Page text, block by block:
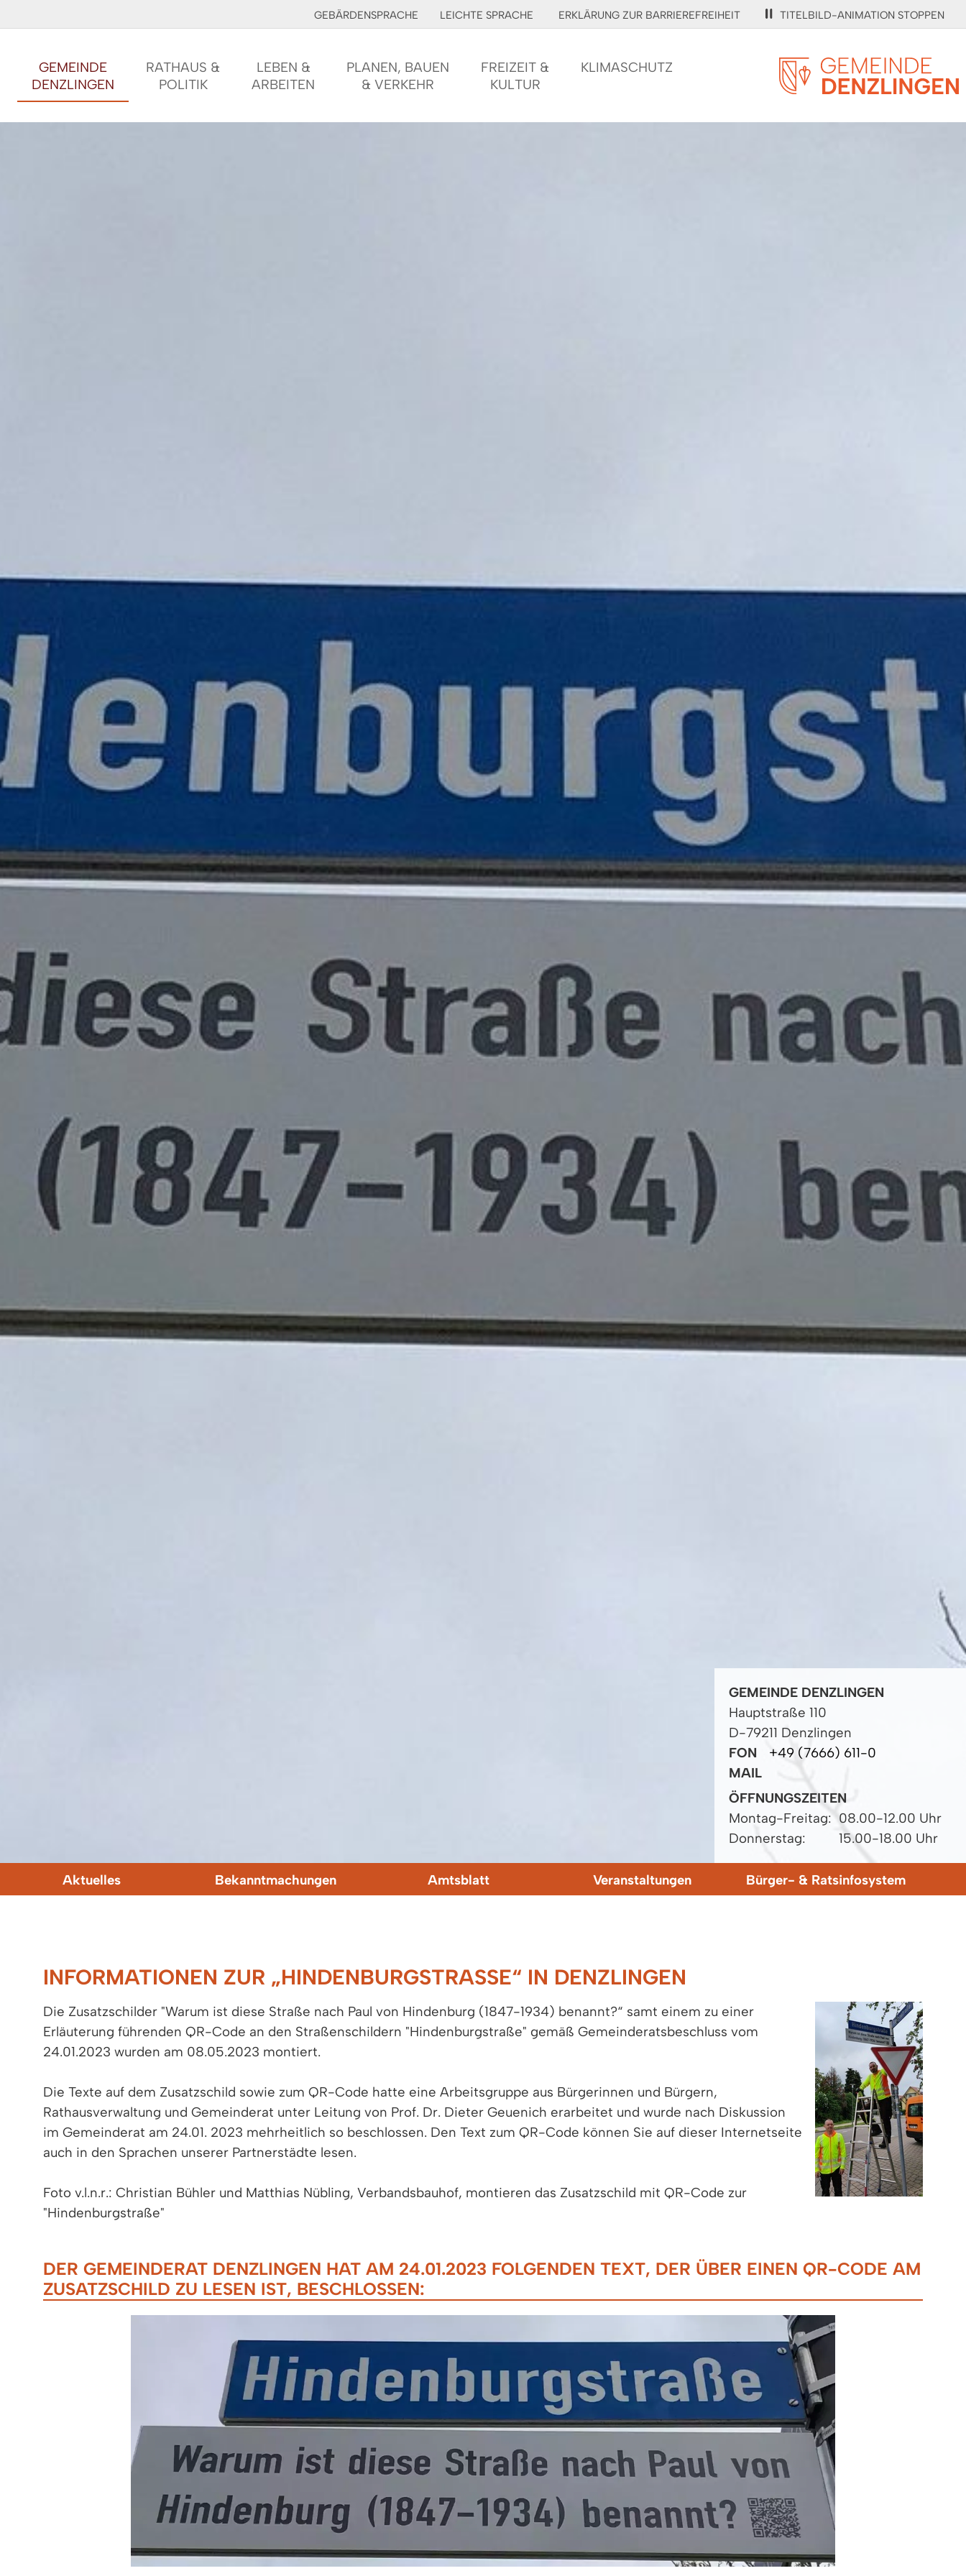
GEBÄRDENSPRACHE LEICHTE SPRACHE ERKLÄRUNG ZUR BARRIEREFREIHEIT TITELBILD-ANIMATION STOPPEN
GEMEINDE
DENZLINGEN
RATHAUS &
POLITIK
LEBEN &
ARBEITEN
PLANEN, BAUEN
& VERKEHR
FREIZEIT &
KULTUR
KLIMASCHUTZ
GEMEINDE DENZLINGEN
Hauptstraße 110
D-79211 Denzlingen
FON
+49 (7666) 611-0
MAIL
ÖFFNUNGSZEITEN
Montag-Freitag: 08.00-12.00 Uhr
Donnerstag:
15.00-18.00 Uhr
Aktuelles Bekanntmachungen Amtsblatt Veranstaltungen Bürger- & Ratsinfosystem
INFORMATIONEN ZUR „HINDENBURGSTRASSE“ IN DENZLINGEN
Die Zusatzschilder "Warum ist diese Straße nach Paul von Hindenburg (1847-1934) benannt?“ samt einem zu einer
Erläuterung führenden QR-Code an den Straßenschildern "Hindenburgstraße" gemäß Gemeinderatsbeschluss vom
24.01.2023 wurden am 08.05.2023 montiert.
Die Texte auf dem Zusatzschild sowie zum QR-Code hatte eine Arbeitsgruppe aus Bürgerinnen und Bürgern,
Rathausverwaltung und Gemeinderat unter Leitung von Prof. Dr. Dieter Geuenich erarbeitet und wurde nach Diskussion
im Gemeinderat am 24.01. 2023 mehrheitlich so beschlossen. Den Text zum QR-Code können Sie auf dieser Internetseite
auch in den Sprachen unserer Partnerstädte lesen.
Foto v.l.n.r.: Christian Bühler und Matthias Nübling, Verbandsbauhof, montieren das Zusatzschild mit QR-Code zur
"Hindenburgstraße"
DER GEMEINDERAT DENZLINGEN HAT AM 24.01.2023 FOLGENDEN TEXT, DER ÜBER EINEN QR-CODE AM
ZUSATZSCHILD ZU LESEN IST, BESCHLOSSEN: